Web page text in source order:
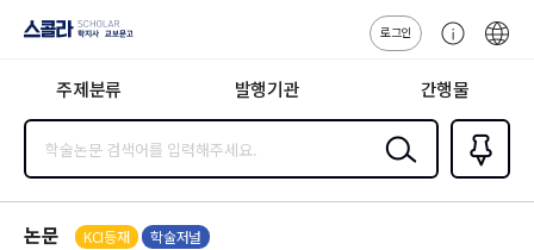
지사·교보문고
로그인
센
주제분류 발행기관 간행물
검색
즐겨찾
기0
논문 KCI등재 학술저널